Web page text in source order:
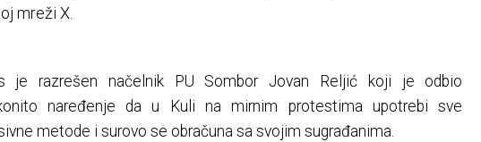
mreži X.
je razrešen načelnik PU Sombor Jovan Reljić koji je odbio
naređenje da u Kuli na mirnim protestima upotrebi sve
metode i surovo se obračuna sa svojim sugrađanima.